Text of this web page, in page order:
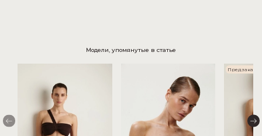
Модели, упомянутые в статье
Предзаказ